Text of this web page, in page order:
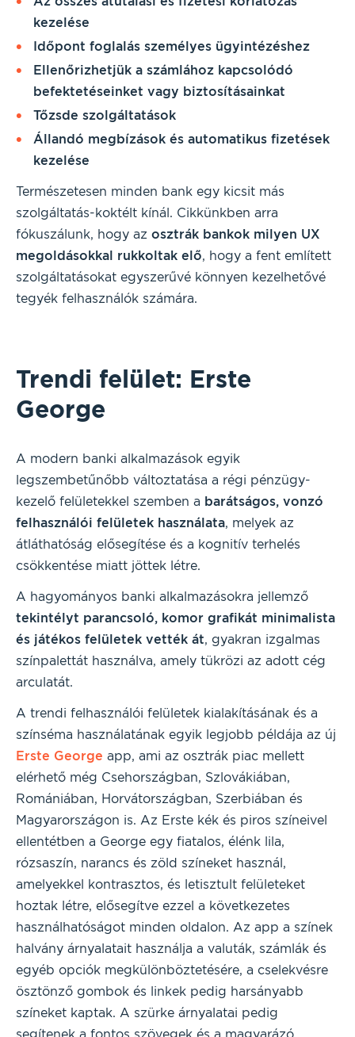
kezelése
Időpont foglalás személyes ügyintézéshez
Ellenőrizhetjük a számlához kapcsolódó
befektetéseinket vagy biztosításainkat
Tőzsde szolgáltatások
Állandó megbízások és automatikus fizetések
kezelése
Természetesen minden bank egy kicsit más
szolgáltatás-koktélt kínál. Cikkünkben arra
fókuszálunk, hogy az osztrák bankok milyen UX
megoldásokkal rukkoltak elő, hogy a fent említett
szolgáltatásokat egyszerűvé könnyen kezelhetővé
tegyék felhasználók számára.
Trendi felület: Erste
George
A modern banki alkalmazások egyik
legszembetűnőbb változtatása a régi pénzügy-
kezelő felületekkel szemben a barátságos, vonzó
felhasználói felületek használata, melyek az
átláthatóság elősegítése és a kognitív terhelés
csökkentése miatt jöttek létre.
A hagyományos banki alkalmazásokra jellemző
tekintélyt parancsoló, komor grafikát minimalista
és játékos felületek vették át, gyakran izgalmas
színpalettát használva, amely tükrözi az adott cég
arculatát.
A trendi felhasználói felületek kialakításának és a
színséma használatának egyik legjobb példája az új
Erste George app, ami az osztrák piac mellett
elérhető még Csehországban, Szlovákiában,
Romániában, Horvátországban, Szerbiában és
Magyarországon is. Az Erste kék és piros színeivel
ellentétben a George egy fiatalos, élénk lila,
rózsaszín, narancs és zöld színeket használ,
amelyekkel kontrasztos, és letisztult felületeket
hoztak létre, elősegítve ezzel a következetes
használhatóságot minden oldalon. Az app a színek
halvány árnyalatait használja a valuták, számlák és
egyéb opciók megkülönböztetésére, a cselekvésre
ösztönző gombok és linkek pedig harsányabb
színeket kaptak. A szürke árnyalatai pedig